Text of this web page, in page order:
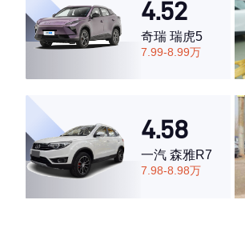
4.52
奇瑞 瑞虎5
7.99-8.99万
4.58
一汽 森雅R7
7.98-8.98万